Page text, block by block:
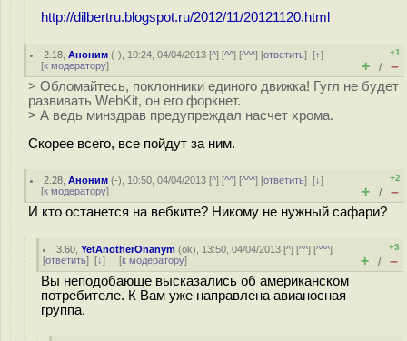
http://dilbertru.blogspot.ru/2012/11/20121120.html
2.18 ,Аноним (-), 10:24, 04/04/2013 [^] [^^] [^^^] [ответить][↑]
[к модератору]
+1
+ / –
> Обломайтесь, поклонники единого движка! Гугл не будет
развивать WebKit, он его форкнет.
> А ведь минздрав предупреждал насчет хрома.
Скорее всего, все пойдут за ним.
2.28 ,Аноним (-), 10:50, 04/04/2013 [^] [^^] [^^^] [ответить][↓]
[к модератору]
+2
+ / –
И кто останется на вебките? Никому не нужный сафари?
3.60 ,YetAnotherOnanym (ok), 13:50, 04/04/2013 [^] [^^] [^^^]
[ответить] [↓] [к модератору]
+3
+ / –
Вы неподобающе высказались об американском
потребителе. К Вам уже направлена авианосная
группа.